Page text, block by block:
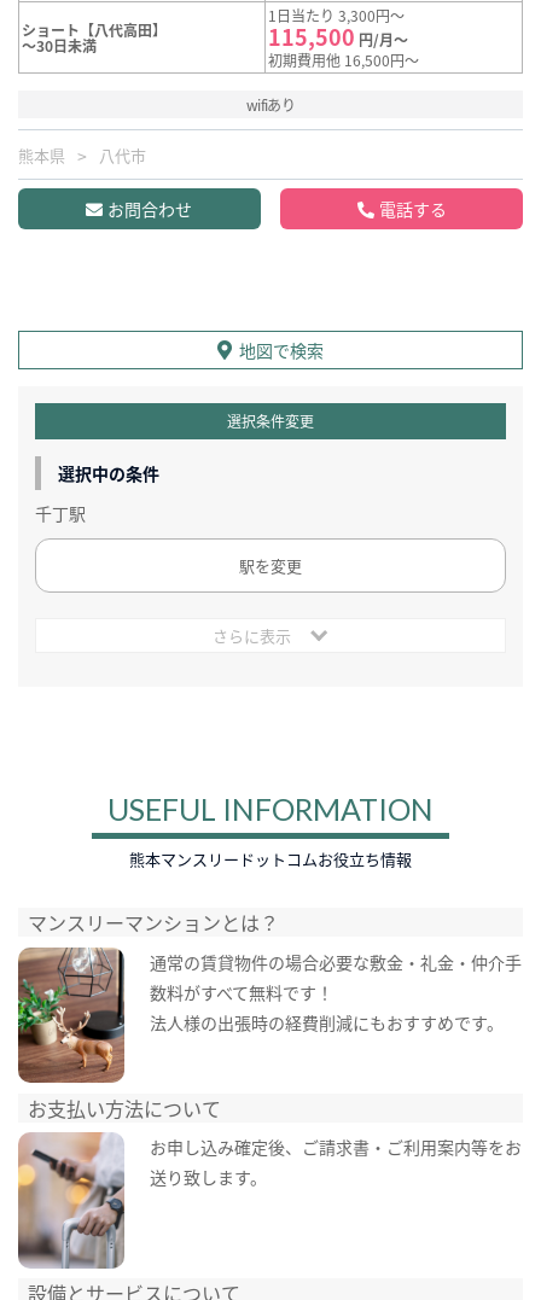
ショート【八代高田】
～30日未満
1日当たり 3,300円～
115,500 円/月～
初期費用他 16,500円～
wifiあり
熊本県 八代市
お問合わせ 電話する
地図で検索
選択条件変更
選択中の条件
千丁駅
駅を変更
さらに表示
USEFUL INFORMATION
熊本マンスリードットコムお役立ち情報
マンスリーマンションとは？
通常の賃貸物件の場合必要な敷金・礼金・仲介手
数料がすべて無料です！
法人様の出張時の経費削減にもおすすめです。
お支払い方法について
お申し込み確定後、ご請求書・ご利用案内等をお
送り致します。
設備とサービスについて